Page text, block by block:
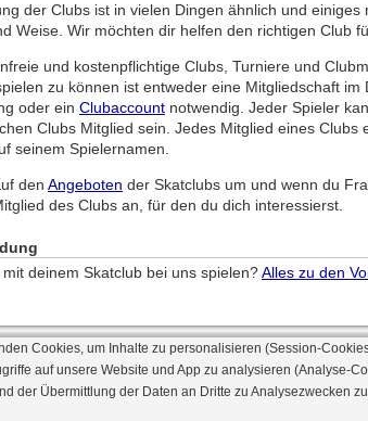
der Clubs ist in vielen Dingen ähnlich und
Weise. Wir möchten dir helfen den richtigen Club
und kostenpflichtige Clubs, Turniere und
zu können ist entweder eine Mitgliedschaft im
oder ein Clubaccount notwendig. Jeder Spieler
Clubs Mitglied sein. Jedes Mitglied eines Clubs
seinem Spielernamen.
den Angeboten der Skatclubs um und wenn du
des Clubs an, für den du dich interessierst.
deinem Skatclub bei uns spielen?Alles zu den
©
· Serverversion: 2026 6.241 · registrierte
Cookies, um Inhalte zu personalisieren (Session-
auf unsere Website und App zu analysieren (Analyse-
der Übermittlung der Daten an Dritte zu Analysezwecken